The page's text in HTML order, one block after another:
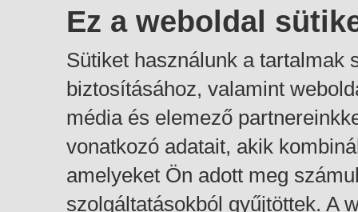
Ez a weboldal
Sütiket használunk a tartalmak
biztosításához, valamint
média és elemező
vonatkozó adatait, akik
amelyeket Ön adott meg
szolgáltatásokból gyűjtöttek. A